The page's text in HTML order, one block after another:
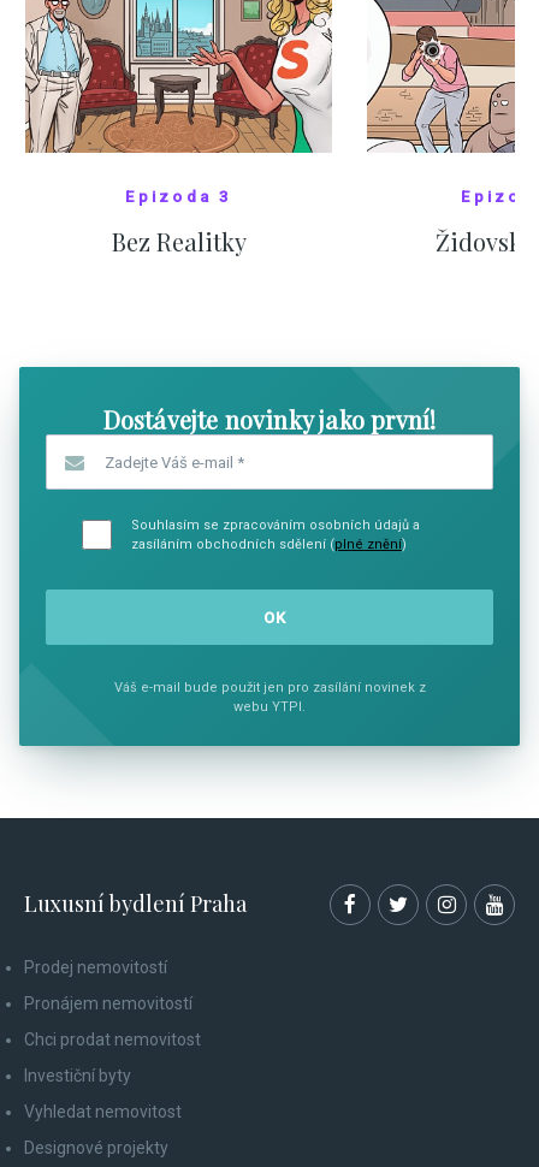
Epizoda 3
Bez Realitky
Dostávejte novinky jako první!
Souhlasím se zpracováním osobních údajů a
zasíláním obchodních sdělení (plné znění)
Váš e-mail bude použit jen pro zasílání novinek z
webu YTPI.
Luxusní bydlení Praha
Prodej nemovitostí
Pronájem nemovitostí
Chci prodat nemovitost
Investiční byty
Vyhledat nemovitost
Designové projekty